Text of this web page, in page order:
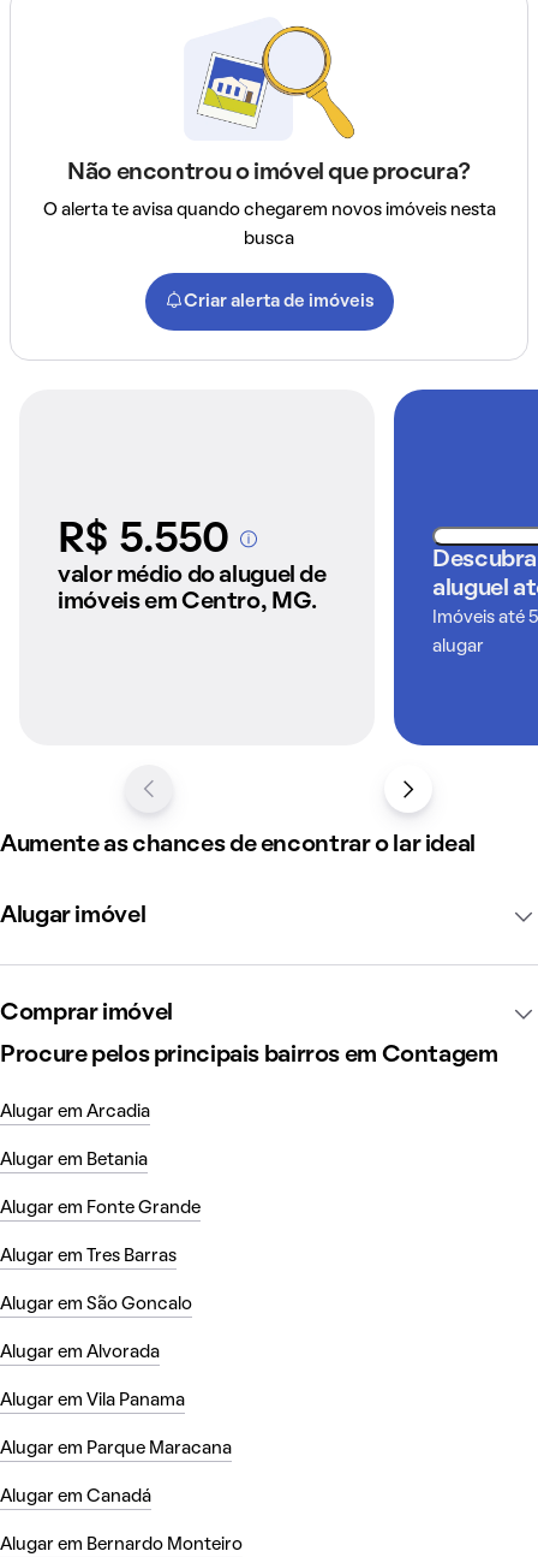
Não encontrou o imóvel que procura?
O alerta te avisa quando chegarem novos imóveis nesta
busca
Criar alerta de imóveis
R$ 5.550A partir dos imóveis
anunciados pelo
QuintoAndar
valor médio do aluguel de
imóveis em Centro, MG.
aluguel
Imóveis até
alugar
Aumente as chances de encontrar o lar ideal
Alugar imóvel
Comprar imóvel
Procure pelos principais bairros em Contagem
Alugar em Arcadia
Alugar em Betania
Alugar em Fonte Grande
Alugar em Tres Barras
Alugar em São Goncalo
Alugar em Alvorada
Alugar em Vila Panama
Alugar em Parque Maracana
Alugar em Canadá
Alugar em Bernardo Monteiro